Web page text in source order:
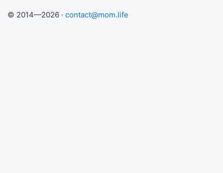
© 2014—2026 · contact@mom.life